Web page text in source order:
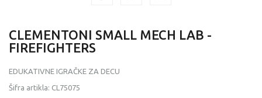
CLEMENTONI SMALL MECH LAB -
FIREFIGHTERS
EDUKATIVNE IGRAČKE ZA DECU
Šifra artikla: CL75075